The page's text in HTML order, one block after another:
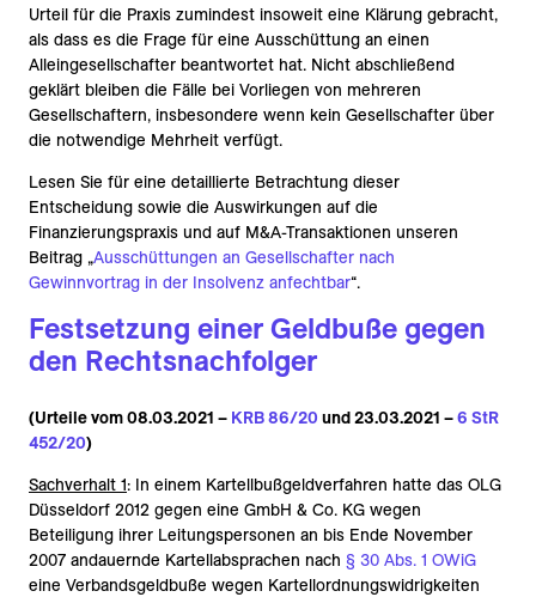
Urteil für die Praxis zumindest insoweit eine Klärung gebracht,
als dass es die Frage für eine Ausschüttung an einen
Alleingesellschafter beantwortet hat. Nicht abschließend
geklärt bleiben die Fälle bei Vorliegen von mehreren
Gesellschaftern, insbesondere wenn kein Gesellschafter über
die notwendige Mehrheit verfügt.
Lesen Sie für eine detaillierte Betrachtung dieser
Entscheidung sowie die Auswirkungen auf die
Finanzierungspraxis und auf M&A-Transaktionen unseren
Beitrag „Ausschüttungen an Gesellschafter nach
Gewinnvortrag in der Insolvenz anfechtbar“.
Festsetzung einer Geldbuße gegen
den Rechtsnachfolger
(Urteile vom 08.03.2021 – KRB 86/20 und 23.03.2021 –6 StR
452/20)
Sachverhalt 1: In einem Kartellbußgeldverfahren hatte das OLG
Düsseldorf 2012 gegen eine GmbH & Co. KG wegen
Beteiligung ihrer Leitungspersonen an bis Ende November
2007 andauernde Kartellabsprachen nach § 30 Abs. 1 OWiG
eine Verbandsgeldbuße wegen Kartellordnungswidrigkeiten